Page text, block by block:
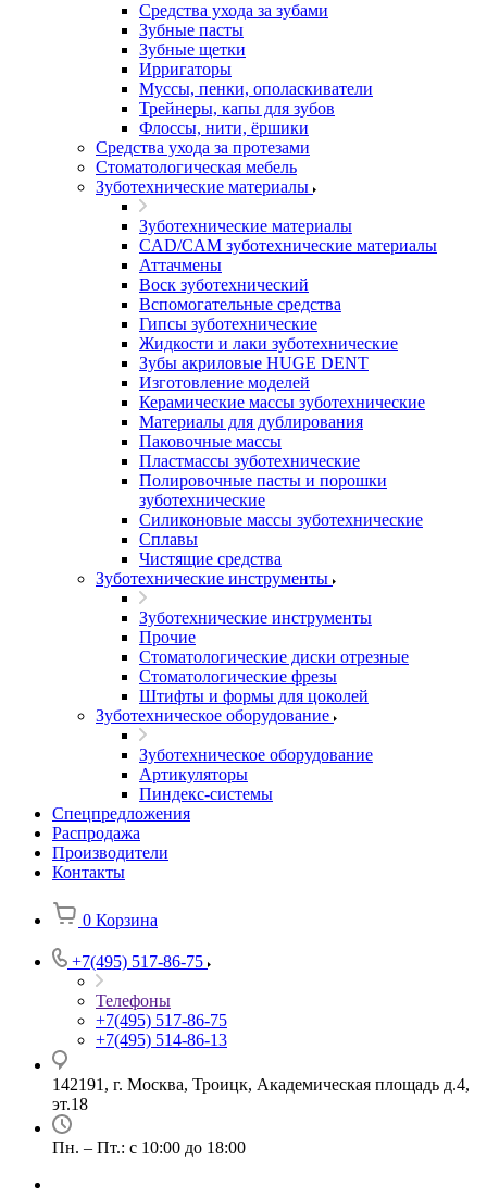
Средства ухода за зубами
Зубные пасты
Зубные щетки
Ирригаторы
Муссы, пенки, ополаскиватели
Трейнеры, капы для зубов
Флоссы, нити, ёршики
Средства ухода за протезами
Стоматологическая мебель
Зуботехнические материалы
Зуботехнические материалы
CAD/CAM зуботехнические материалы
Аттачмены
Воск зуботехнический
Вспомогательные средства
Гипсы зуботехнические
Жидкости и лаки зуботехнические
Зубы акриловые HUGE DENT
Изготовление моделей
Керамические массы зуботехнические
Материалы для дублирования
Паковочные массы
Пластмассы зуботехнические
Полировочные пасты и порошки
зуботехнические
Силиконовые массы зуботехнические
Сплавы
Чистящие средства
Зуботехнические инструменты
Зуботехнические инструменты
Прочие
Стоматологические диски отрезные
Стоматологические фрезы
Штифты и формы для цоколей
Зуботехническое оборудование
Зуботехническое оборудование
Артикуляторы
Пиндекс-системы
Спецпредложения
Распродажа
Производители
Контакты
0 Корзина
+7(495) 517-86-75
Телефоны
+7(495) 517-86-75
+7(495) 514-86-13
142191, г. Москва, Троицк, Академическая площадь д.4,
эт.18
Пн. – Пт.: с 10:00 до 18:00